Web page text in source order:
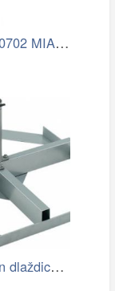
Miadomodo 90702 MIADOMODO Slunečník s…
Doppler Stojan dlaždicový pro slun.…